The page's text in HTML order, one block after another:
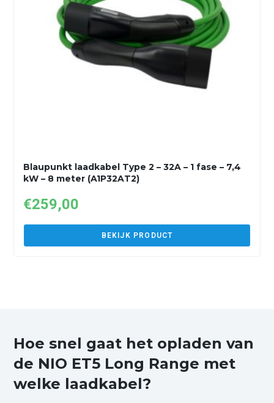
Blaupunkt laadkabel Type 2 – 32A – 1 fase – 7,4
kW – 8 meter (A1P32AT2)
€259,00
BEKIJK PRODUCT
Hoe snel gaat het opladen van
de NIO ET5 Long Range met
welke laadkabel?